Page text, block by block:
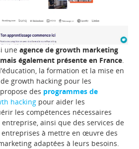
uneagence de growth marketing
également présente en France.
la formation et la mise en
growth hacking pour les
des programmes de
hacking pour aider les
les compétences nécessaires
ainsi que des services de
à mettre en œuvre des
adaptées à leurs besoins.